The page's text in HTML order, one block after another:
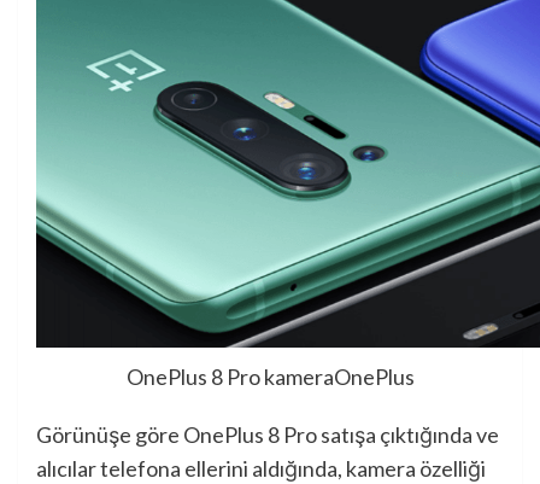
OnePlus 8 Pro kameraOnePlus
Görünüşe göre OnePlus 8 Pro satışa çıktığında ve
alıcılar telefona ellerini aldığında, kamera özelliği